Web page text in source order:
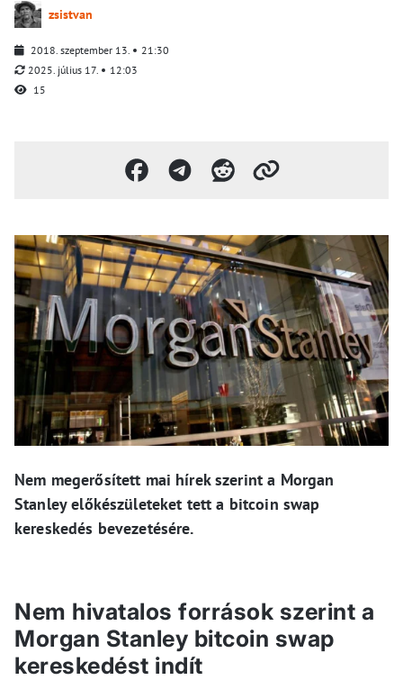
zsistvan
2018. szeptember 13.
21:30
2025. július 17.
12:03
15
Nem megerősített mai hírek szerint a Morgan
Stanley előkészületeket tett a bitcoin swap
kereskedés bevezetésére.
Nem hivatalos források szerint a
Morgan Stanley bitcoin swap
kereskedést indít